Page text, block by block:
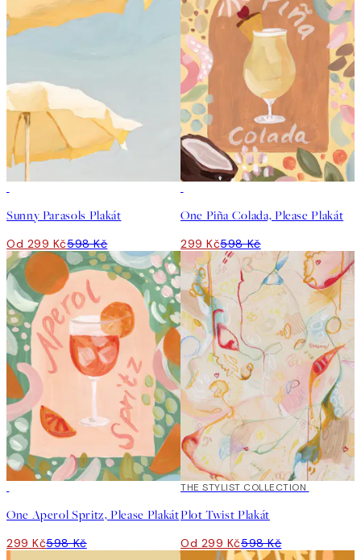
Sunny Parasols Plakát
Od 299 Kč598 Kč
One Piña Colada, Please Plakát
299 Kč598 Kč
One Aperol Spritz, Please Plakát
299 Kč598 Kč
50%*
THE STYLIST COLLECTION
Plot Twist Plakát
Od 299 Kč598 Kč